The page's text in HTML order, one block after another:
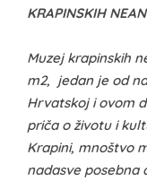
KRAPINSKIH
Muzej krapinskih
m2, jedan je od
Hrvatskoj i ovom
priča o životu i
Krapini, mnoštvo
nadasve posebna